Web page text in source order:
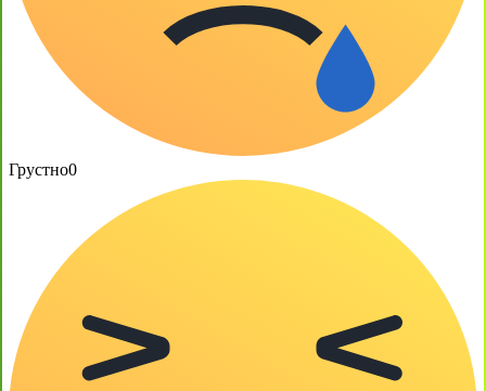
Грустно0